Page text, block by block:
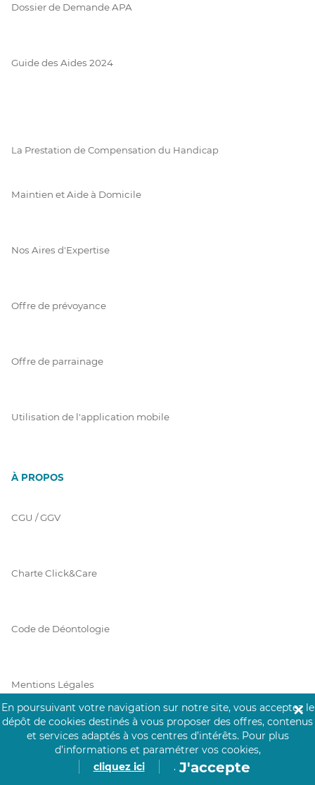
Dossier de Demande APA
Guide des Aides 2024
La Prestation de Compensation du Handicap
Maintien et Aide à Domicile
Nos Aires d'Expertise
Offre de prévoyance
Offre de parrainage
Utilisation de l'application mobile
À PROPOS
CGU / GGV
Charte Click&Care
Code de Déontologie
Mentions Légales
Prérequis Click&Care
En poursuivant votre navigation sur notre site, vous acceptez le
dépôt de cookies destinés à vous proposer des offres, contenus
et services adaptés à vos centres d’intérêts. Pour plus
d’informations et paramétrer vos cookies,
cliquez ici
. J'accepte
✕